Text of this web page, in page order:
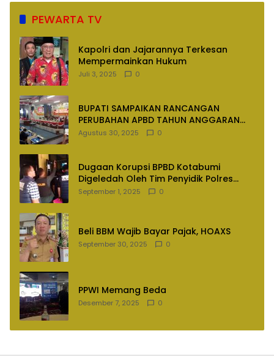
PEWARTA TV
Kapolri dan Jajarannya Terkesan
Mempermainkan Hukum
Juli 3, 2025 0
BUPATI SAMPAIKAN RANCANGAN
PERUBAHAN APBD TAHUN ANGGARAN
2025
Agustus 30, 2025 0
Dugaan Korupsi BPBD Kotabumi
Digeledah Oleh Tim Penyidik Polres
Lampung Utara
September 1, 2025 0
Beli BBM Wajib Bayar Pajak, HOAXS
September 30, 2025 0
PPWI Memang Beda
Desember 7, 2025 0